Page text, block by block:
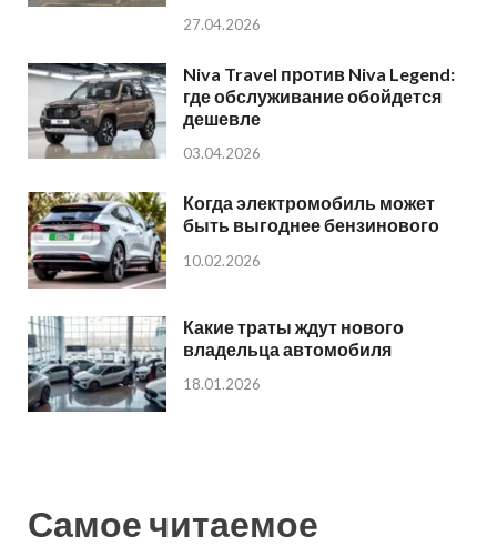
27.04.2026
Niva Travel против Niva Legend:
где обслуживание обойдется
дешевле
03.04.2026
Когда электромобиль может
быть выгоднее бензинового
10.02.2026
Какие траты ждут нового
владельца автомобиля
18.01.2026
Самое читаемое